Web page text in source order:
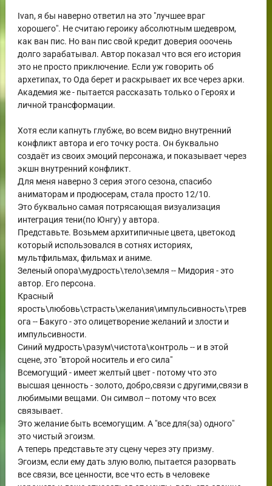
Ivan, я бы наверно ответил на это "лучшее враг
хорошего". Не считаю героику абсолютным шедевром,
как ван пис. Но ван пис свой кредит доверия ооочень
долго зарабатывал. Автор показал что вся его история
это не просто приключение. Если уж говорить об
архетипах, то Ода берет и раскрывает их все через арки.
Академия же - пытается рассказать только о Героях и
личной трансформации.
Хотя если капнуть глубже, во всем видно внутренний
конфликт автора и его точку роста. Он буквально
создаёт из своих эмоций персонажа, и показывает через
экшн внутренний конфликт.
Для меня наверно 3 серия этого сезона, спасибо
аниматорам и продюсерам, стала просто 12/10.
Это буквально самая потрясающая визуализация
интеграция тени(по Юнгу) у автора.
Представьте. Возьмем архитипичные цвета, цветокод
который использовался в сотнях историях,
мультфильмах, фильмах и аниме.
Зеленый опора\мудрость\тело\земля -- Мидория - это
автор. Его персона.
Красный
ярость\любовь\страсть\желания\импульсивность\трев
ога -- Бакуго - это олицетворение желаний и злости и
импульсивности.
Синий мудрость\разум\чистота\контроль -- и в этой
сцене, это "второй носитель и его сила"
Всемогущий - имеет желтый цвет - потому что это
высшая ценность - золото, добро,связи с другими,связи в
любимыми вещами. Он символ -- потому что всех
связывает.
Это желание быть всемогущим. А "все для(за) одного"
это чистый эгоизм.
А теперь представьте эту сцену через эту призму.
Эгоизм, если ему дать злую волю, пытается разорвать
все связи, все ценности, все что есть в человеке